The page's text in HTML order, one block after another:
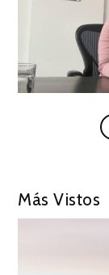
Más Vistos